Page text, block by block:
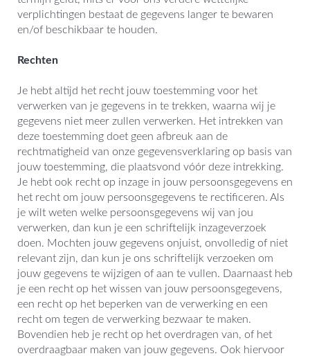
verplichtingen bestaat de gegevens langer te bewaren
en/of beschikbaar te houden.
Rechten
Je hebt altijd het recht jouw toestemming voor het
verwerken van je gegevens in te trekken, waarna wij je
gegevens niet meer zullen verwerken. Het intrekken van
deze toestemming doet geen afbreuk aan de
rechtmatigheid van onze gegevensverklaring op basis van
jouw toestemming, die plaatsvond vóór deze intrekking.
Je hebt ook recht op inzage in jouw persoonsgegevens en
het recht om jouw persoonsgegevens te rectificeren. Als
je wilt weten welke persoonsgegevens wij van jou
verwerken, dan kun je een schriftelijk inzageverzoek
doen. Mochten jouw gegevens onjuist, onvolledig of niet
relevant zijn, dan kun je ons schriftelijk verzoeken om
jouw gegevens te wijzigen of aan te vullen. Daarnaast heb
je een recht op het wissen van jouw persoonsgegevens,
een recht op het beperken van de verwerking en een
recht om tegen de verwerking bezwaar te maken.
Bovendien heb je recht op het overdragen van, of het
overdraagbaar maken van jouw gegevens. Ook hiervoor